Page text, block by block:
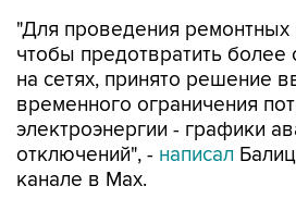
"Для проведения ремонтных
чтобы предотвратить
на сетях, принято решение
временного ограничения
электроэнергии - графики
отключений", - написал
канале в Max.